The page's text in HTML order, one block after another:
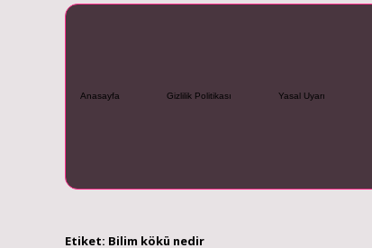
Anasayfa Gizlilik Politikası Yasal Uyarı
Etiket: Bilim kökü nedir